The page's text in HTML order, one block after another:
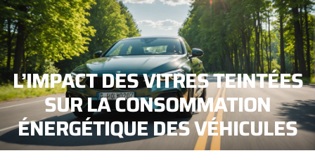
L’IMPACT DES VITRES TEINTÉES
SUR LA CONSOMMATION
ÉNERGÉTIQUE DES VÉHICULES